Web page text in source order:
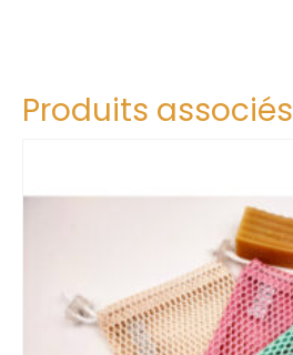
Produits associés